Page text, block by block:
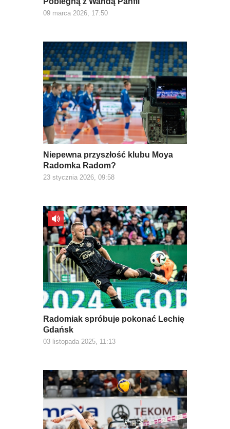
09 marca 2026, 17:50
Niepewna przyszłość klubu Moya
Radomka Radom?
23 stycznia 2026, 09:58
Radomiak spróbuje pokonać Lechię
Gdańsk
03 listopada 2025, 11:13